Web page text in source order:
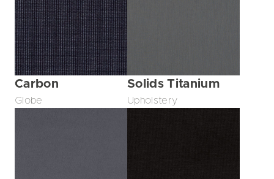
Carbon
Globe
Solids Titanium
Upholstery